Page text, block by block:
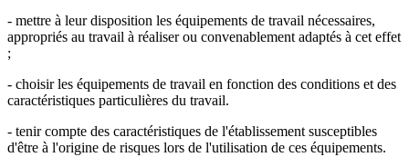
- mettre à leur disposition les équipements de travail nécessaires,
appropriés au travail à réaliser ou convenablement adaptés à cet effet
;
- choisir les équipements de travail en fonction des conditions et des
caractéristiques particulières du travail.
- tenir compte des caractéristiques de l'établissement susceptibles
d'être à l'origine de risques lors de l'utilisation de ces équipements.